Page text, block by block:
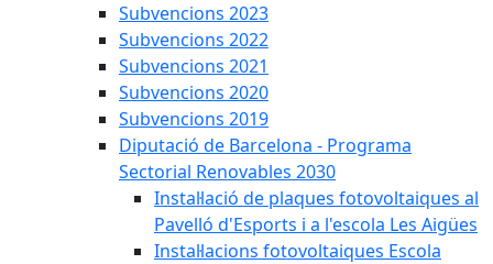
Subvencions 2023
Subvencions 2022
Subvencions 2021
Subvencions 2020
Subvencions 2019
Diputació de Barcelona - Programa
Sectorial Renovables 2030
Instal·lació de plaques fotovoltaiques al
Pavelló d'Esports i a l'escola Les Aigües
Instal·lacions fotovoltaiques Escola